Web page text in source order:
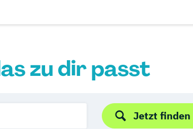
zu dir passt
Jetzt finden